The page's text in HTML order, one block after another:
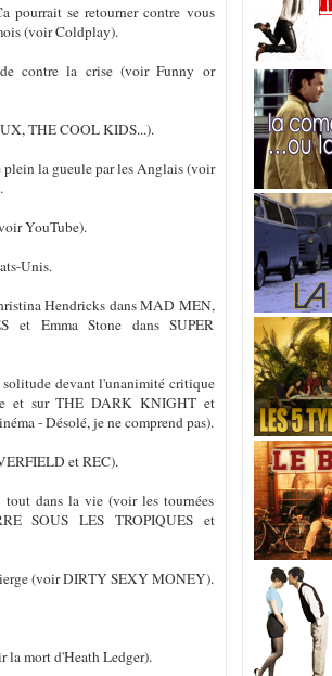
pourrait se retourner contre vous
(voir Coldplay).
contre la crise (voir Funny or
THE COOL KIDS...).
plein la gueule par les Anglais (voir
YouTube).
Unis.
Hendricks dans MAD MEN,
et Emma Stone dans SUPER
devant l'unanimité critique
et sur THE DARK KNIGHT et
- Désolé, je ne comprend pas).
et REC).
dans la vie (voir les tournées
SOUS LES TROPIQUES et
(voir DIRTY SEXY MONEY).
la mort d'Heath Ledger).